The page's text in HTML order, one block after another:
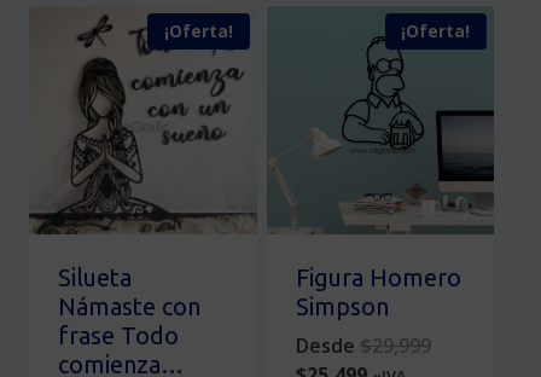
¡Oferta!
Silueta
Námaste con
frase Todo
comienza…
¡Oferta!
Figura Homero
Simpson
Desde $29,999Original